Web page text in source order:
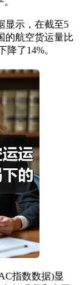
示，在截至5
的航空货运量比
了14%。
指数数据)显